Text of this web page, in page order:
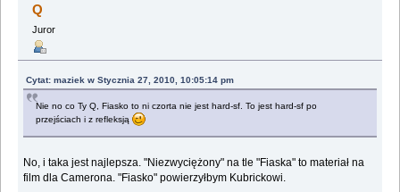
Q
Juror
Cytat: maziek w Stycznia 27, 2010, 10:05:14 pm
Nie no co Ty Q, Fiasko to ni czorta nie jest hard-sf. To jest hard-sf po
przejściach i z refleksją
No, i taka jest najlepsza. "Niezwyciężony" na tle "Fiaska" to materiał na
film dla Camerona. "Fiasko" powierzyłbym Kubrickowi.